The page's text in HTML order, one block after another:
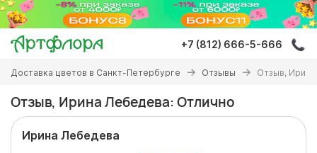
Перейти
основному
содержанию
+7 (812) 666-5-666
Вы
здесь
Доставка цветов в Санкт-Петербурге Отзывы Отзыв,
Отзыв, Ирина Лебедева: Отлично
Ирина Лебедева